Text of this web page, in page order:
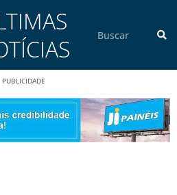
PUBLICIDADE